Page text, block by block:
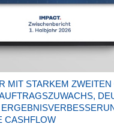
MIT STARKEM ZWEITEN
CASHFLOW